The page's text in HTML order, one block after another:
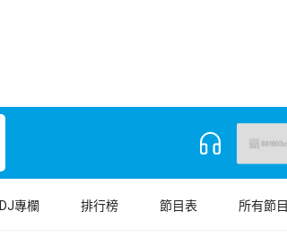
DJ專欄 排行榜 節目表 所有節目